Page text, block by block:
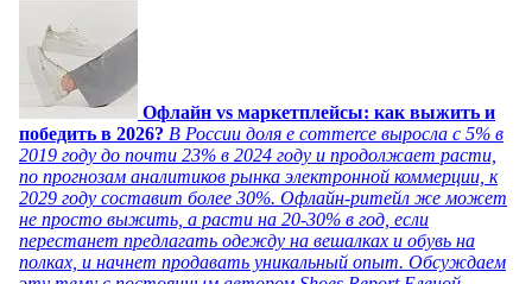
Офлайн vs маркетплейсы: как выжить и
победить в 2026? В России доля e commerce выросла с 5% в
2019 году до почти 23% в 2024 году и продолжает расти,
по прогнозам аналитиков рынка электронной коммерции, к
2029 году составит более 30%. Офлайн-ритейл же может
не просто выжить, а расти на 20-30% в год, если
перестанет предлагать одежду на вешалках и обувь на
полках, и начнет продавать уникальный опыт. Обсуждаем